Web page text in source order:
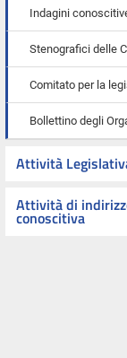
Indagini
Stenografici delle
Comitato per la
Bollettino degli
Attività
Attività di
conoscitiva